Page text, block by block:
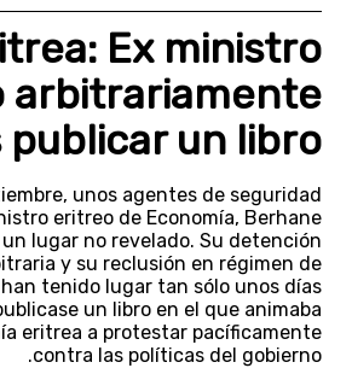
Ex ministro
arbitrariamente
un libro
unos agentes de seguridad
eritreo de Economía, Berhane
lugar no revelado. Su detención
y su reclusión en régimen de
tenido lugar tan sólo unos días
un libro en el que animaba
eritrea a protestar pacíficamente
contra las políticas del gobierno.